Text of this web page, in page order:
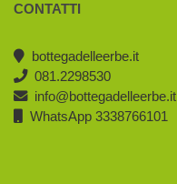
CONTATTI
bottegadelleerbe.it
081.2298530
info@bottegadelleerbe.it
WhatsApp 3338766101